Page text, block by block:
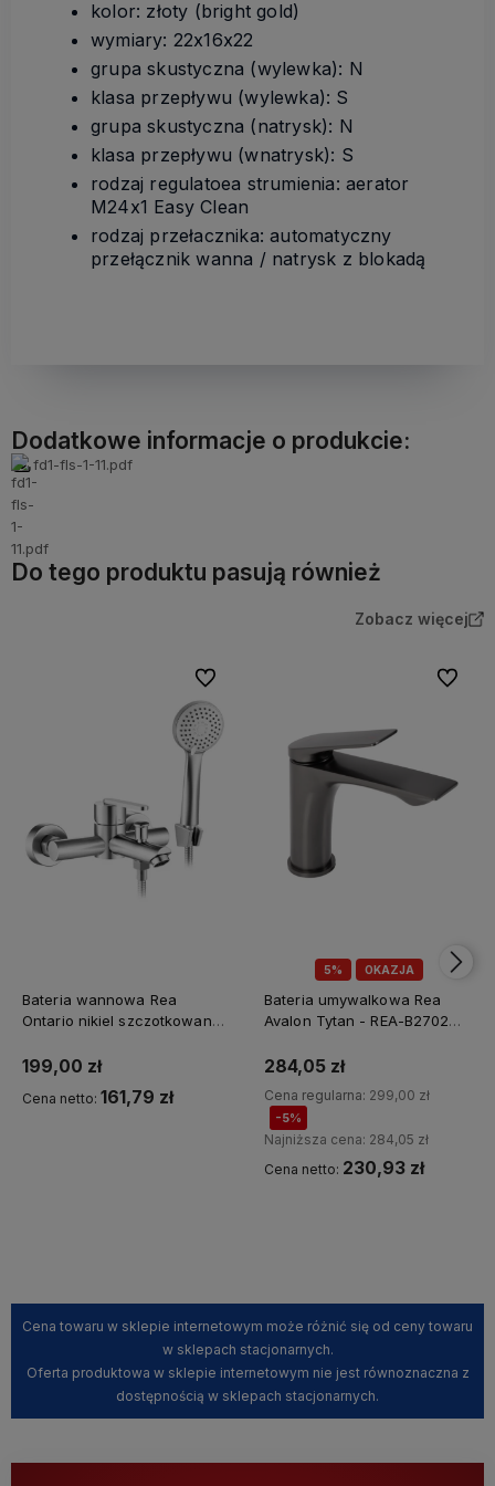
kolor: złoty (bright gold)
wymiary: 22x16x22
grupa skustyczna (wylewka): N
klasa przepływu (wylewka): S
grupa skustyczna (natrysk): N
klasa przepływu (wnatrysk): S
rodzaj regulatoea strumienia: aerator
M24x1 Easy Clean
rodzaj przełacznika: automatyczny
przełącznik wanna / natrysk z blokadą
Dodatkowe informacje o produkcie:
fd1-fls-1-11.pdf
Do tego produktu pasują również
Zobacz więcej
Bateria wannowa Rea
Ontario nikiel szczotkowany -
kodem REA5
199,00 zł
Cena netto: 161,79 zł
Do ulubionych
5% OKAZJA
Bateria umywalkowa Rea
Avalon Tytan - REA-B2702
REA5
284,05 zł
Cena regularna: 299,00 zł
-5%
Najniższa cena: 284,05 zł
Cena netto: 230,93 zł
Do
Cena towaru w sklepie internetowym może różnić się od ceny towaru
w sklepach stacjonarnych.
Oferta produktowa w sklepie internetowym nie jest równoznaczna z
dostępnością w sklepach stacjonarnych.